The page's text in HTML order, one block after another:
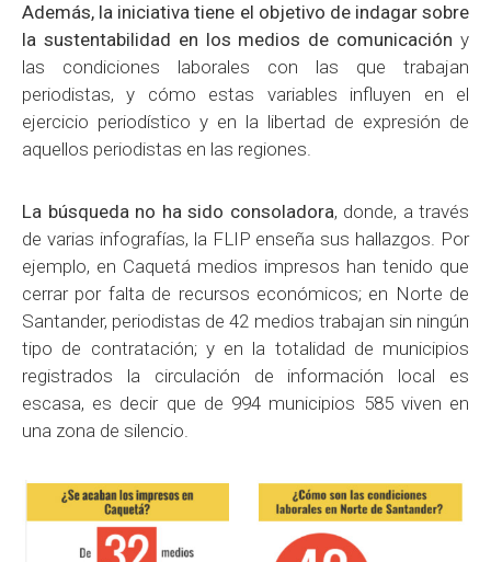
Además, la iniciativa tiene el objetivo de indagar sobre
la sustentabilidad en los medios de comunicación y
las condiciones laborales con las que trabajan
periodistas, y cómo estas variables influyen en el
ejercicio periodístico y en la libertad de expresión de
aquellos periodistas en las regiones.
La búsqueda no ha sido consoladora, donde, a través
de varias infografías, la FLIP enseña sus hallazgos. Por
ejemplo, en Caquetá medios impresos han tenido que
cerrar por falta de recursos económicos; en Norte de
Santander, periodistas de 42 medios trabajan sin ningún
tipo de contratación; y en la totalidad de municipios
registrados la circulación de información local es
escasa, es decir que de 994 municipios 585 viven en
una zona de silencio.